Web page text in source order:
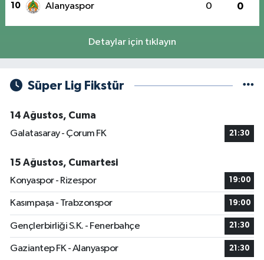
10 Alanyaspor 0 0
Detaylar için tıklayın
Süper Lig Fikstür
14 Ağustos, Cuma
Galatasaray - Çorum FK
21:30
15 Ağustos, Cumartesi
Konyaspor - Rizespor
19:00
Kasımpaşa - Trabzonspor 19:00
Gençlerbirliği S.K. - Fenerbahçe 21:30
Gaziantep FK - Alanyaspor 21:30